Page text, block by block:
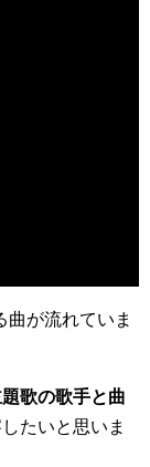
曲が流れていま
歌の歌手と曲
たいと思いま